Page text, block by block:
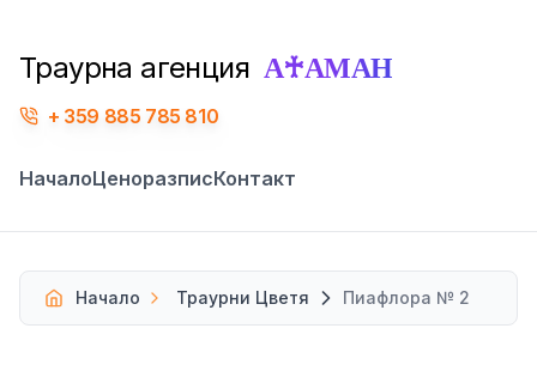
Траурна агенция А♰АМАН
359 885 785 810
НачалоЦеноразписКонтакт
Начало Траурни Цветя Пиафлора № 2